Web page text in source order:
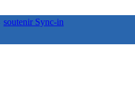
soutenir Sync-in